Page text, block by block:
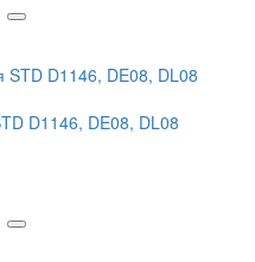
D1146, DE08, DL08